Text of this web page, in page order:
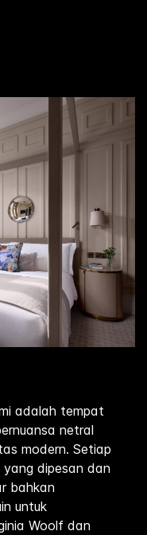
adalah tempat
netral
modern. Setiap
yang dipesan dan
bahkan
untuk
Woolf dan